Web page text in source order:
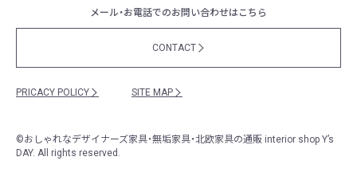
メール・お電話でのお問い合わせはこちら
CONTACT
PRICACY POLICY SITE MAP
©おしゃれなデザイナーズ家具・無垢家具・北欧家具の通販 interior shop Y’s
DAY. All rights reserved.